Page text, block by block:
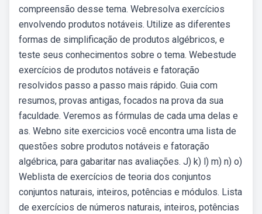
compreensão desse tema. Webresolva exercícios
envolvendo produtos notáveis. Utilize as diferentes
formas de simplificação de produtos algébricos, e
teste seus conhecimentos sobre o tema. Webestude
exercícios de produtos notáveis e fatoração
resolvidos passo a passo mais rápido. Guia com
resumos, provas antigas, focados na prova da sua
faculdade. Veremos as fórmulas de cada uma delas e
as. Webno site exercicios você encontra uma lista de
questões sobre produtos notáveis e fatoração
algébrica, para gabaritar nas avaliações. J) k) l) m) n) o)
Weblista de exercícios de teoria dos conjuntos
conjuntos naturais, inteiros, potências e módulos. Lista
de exercícios de números naturais, inteiros, potências